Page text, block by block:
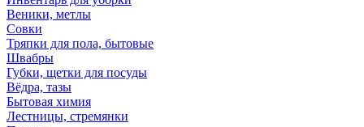
Веники, метлы
Совки
Тряпки для пола, бытовые
Швабры
Губки, щетки для посуды
Вёдра, тазы
Бытовая химия
Лестницы, стремянки